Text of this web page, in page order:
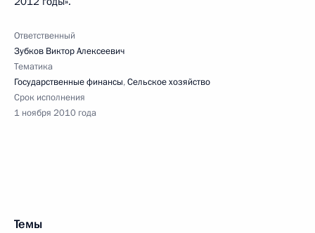
Ответственный
Зубков Виктор Алексеевич
Тематика
Государственные финансы,Сельское хозяйство
Срок исполнения
1 ноября 2010 года
Темы